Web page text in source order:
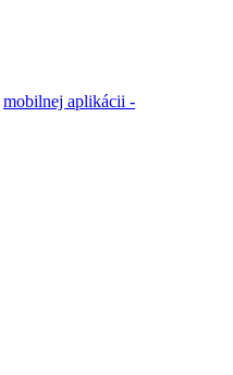
mobilnej aplikácii -